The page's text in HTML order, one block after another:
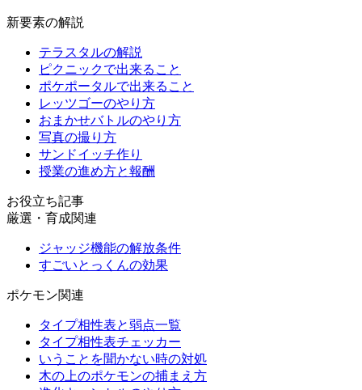
新要素の解説
テラスタルの解説
ピクニックで出来ること
ポケポータルで出来ること
レッツゴーのやり方
おまかせバトルのやり方
写真の撮り方
サンドイッチ作り
授業の進め方と報酬
お役立ち記事
厳選・育成関連
ジャッジ機能の解放条件
すごいとっくんの効果
ポケモン関連
タイプ相性表と弱点一覧
タイプ相性表チェッカー
いうことを聞かない時の対処
木の上のポケモンの捕まえ方